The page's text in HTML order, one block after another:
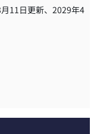
11日更新、2029年4